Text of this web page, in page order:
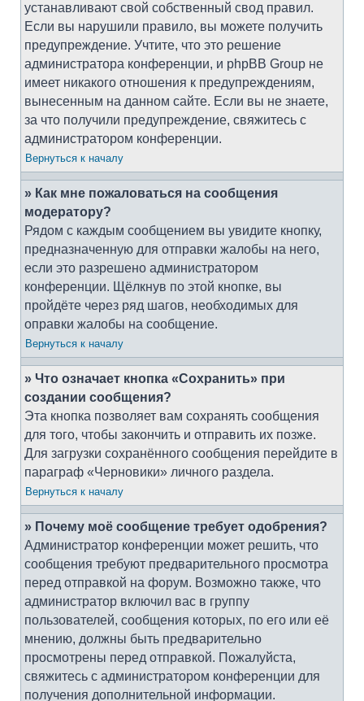
устанавливают свой собственный свод правил.
Если вы нарушили правило, вы можете получить
предупреждение. Учтите, что это решение
администратора конференции, и phpBB Group не
имеет никакого отношения к предупреждениям,
вынесенным на данном сайте. Если вы не знаете,
за что получили предупреждение, свяжитесь с
администратором конференции.
Вернуться к началу
» Как мне пожаловаться на сообщения
модератору?
Рядом с каждым сообщением вы увидите кнопку,
предназначенную для отправки жалобы на него,
если это разрешено администратором
конференции. Щёлкнув по этой кнопке, вы
пройдёте через ряд шагов, необходимых для
оправки жалобы на сообщение.
Вернуться к началу
» Что означает кнопка «Сохранить» при
создании сообщения?
Эта кнопка позволяет вам сохранять сообщения
для того, чтобы закончить и отправить их позже.
Для загрузки сохранённого сообщения перейдите в
параграф «Черновики» личного раздела.
Вернуться к началу
» Почему моё сообщение требует одобрения?
Администратор конференции может решить, что
сообщения требуют предварительного просмотра
перед отправкой на форум. Возможно также, что
администратор включил вас в группу
пользователей, сообщения которых, по его или её
мнению, должны быть предварительно
просмотрены перед отправкой. Пожалуйста,
свяжитесь с администратором конференции для
получения дополнительной информации.